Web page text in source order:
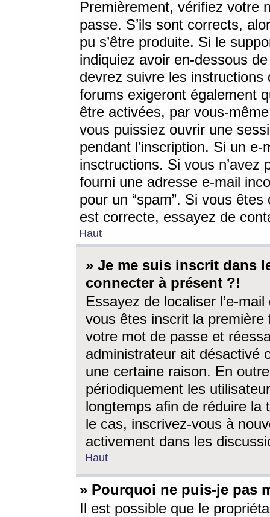
Premièrement, vérifiez votre
passe. S’ils sont corrects,
pu s’être produite. Si le
indiquiez avoir en-dessous
devrez suivre les
forums exigeront également
être activées, par vous-
vous puissiez ouvrir une
pendant l’inscription. Si un
insctructions. Si vous n’avez
fourni une adresse e-mail
pour un “spam”. Si vous
est correcte, essayez de
Haut
» Je me suis inscrit dans
connecter à présent ?!
Essayez de localiser l’e-
vous êtes inscrit la première
votre mot de passe et
administrateur ait désactivé
une certaine raison. En
périodiquement les
longtemps afin de réduire la
le cas, inscrivez-vous à
activement dans les
Haut
» Pourquoi ne puis-je pas
Il est possible que le